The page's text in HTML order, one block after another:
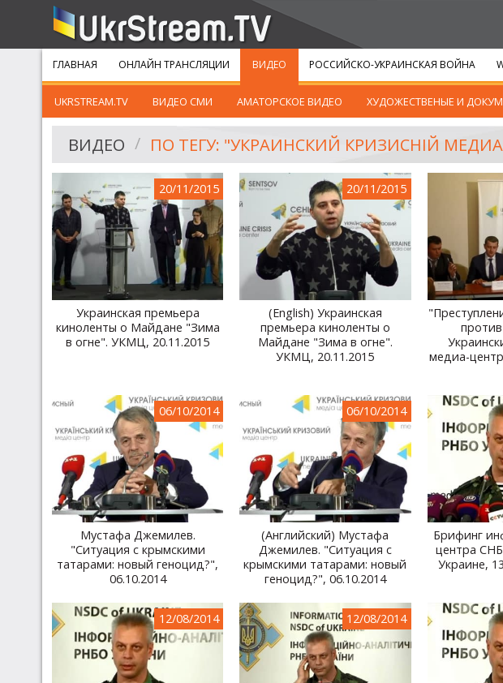
ГЛАВНАЯ ОНЛАЙН ТРАНСЛЯЦИИ ВИДЕО
UKRSTREAM.TV ВИДЕО СМИ АМАТОРСКОЕ ВИДЕО ХУДОЖЕСТВЕНЫЕ И
РОССИЙСКО-УКРАИНСКАЯ ВОЙНА
ВИДЕО ПО ТЕГУ: "УКРАИНСКИЙ КРИЗИСНІЙ
20/11/2015
Украинская премьера
киноленты о Майдане "Зима
в огне". УКМЦ, 20.11.2015
20/11/2015
(English) Украинская
премьера киноленты о
Майдане "Зима в огне".
УКМЦ, 20.11.2015
медиа-
06/10/2014
Мустафа Джемилев.
"Ситуация с крымскими
татарами: новый геноцид?",
06.10.2014
06/10/2014
(Английский) Мустафа
Джемилев. "Ситуация с
крымскими татарами: новый
геноцид?", 06.10.2014
Брифинг
центра
Украине,
12/08/2014 12/08/2014